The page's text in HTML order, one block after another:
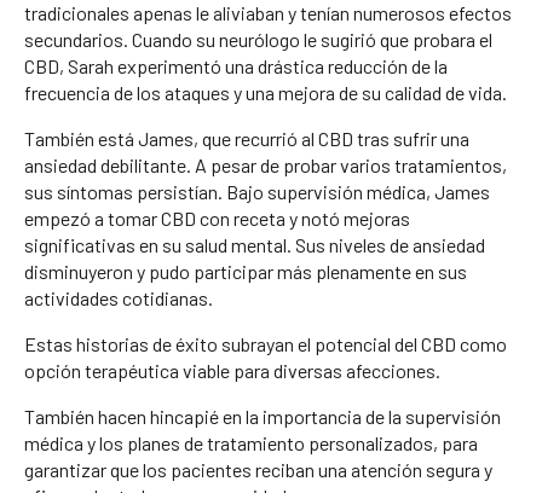
tradicionales apenas le aliviaban y tenían numerosos efectos
secundarios. Cuando su neurólogo le sugirió que probara el
CBD, Sarah experimentó una drástica reducción de la
frecuencia de los ataques y una mejora de su calidad de vida.
También está James, que recurrió al CBD tras sufrir una
ansiedad debilitante. A pesar de probar varios tratamientos,
sus síntomas persistían. Bajo supervisión médica, James
empezó a tomar CBD con receta y notó mejoras
significativas en su salud mental. Sus niveles de ansiedad
disminuyeron y pudo participar más plenamente en sus
actividades cotidianas.
Estas historias de éxito subrayan el potencial del CBD como
opción terapéutica viable para diversas afecciones.
También hacen hincapié en la importancia de la supervisión
médica y los planes de tratamiento personalizados, para
garantizar que los pacientes reciban una atención segura y